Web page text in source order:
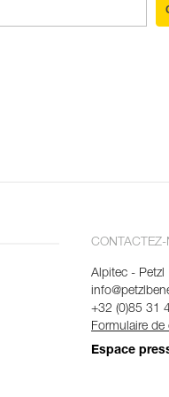
Alpitec - Petzl
+32 (0)85 31
Formulaire de
Espace